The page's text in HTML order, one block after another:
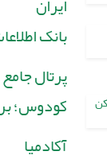
ایران
بانک
پرتال
کودوس؛
آکادمیا